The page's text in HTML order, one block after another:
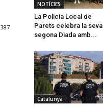
387
NOTÍCIES
La Policia Local de
Parets celebra la seva
segona Diada amb...
Catalunya